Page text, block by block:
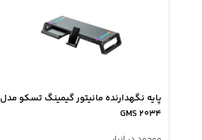
پایه نگهدارنده مانیتور گیمینگ تسکو مدل
GMS 2034